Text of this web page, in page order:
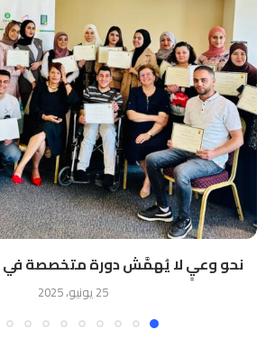
نحو وعيٍ لا يُهمَّش دورة متخصصة في
25 يونيو، 2025